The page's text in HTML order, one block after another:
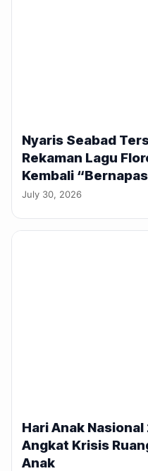
Nyaris Seabad
Rekaman Lagu
Kembali
July 30, 2026
Hari Anak
Angkat Krisis
Anak